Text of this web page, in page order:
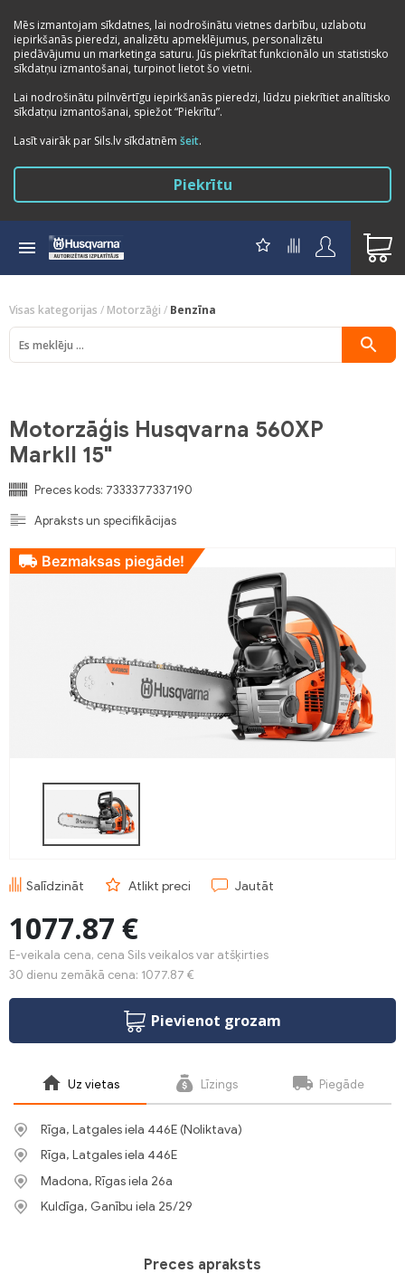
Mēs izmantojam sīkdatnes, lai nodrošinātu vietnes darbību, uzlabotu
iepirkšanās pieredzi, analizētu apmeklējumus, personalizētu
piedāvājumu un marketinga saturu. Jūs piekrītat funkcionālo un statistisko
sīkdatņu izmantošanai, turpinot lietot šo vietni.
Lai nodrošinātu pilnvērtīgu iepirkšanās pieredzi, lūdzu piekrītiet analītisko
sīkdatņu izmantošanai, spiežot “Piekrītu”.
Lasīt vairāk par Sils.lv sīkdatnēm šeit.
Piekrītu
Visas kategorijas / Motorzāģi / Benzīna
Motorzāģis Husqvarna 560XP
MarkII 15"
Preces kods: 7333377337190
Apraksts un specifikācijas
Bezmaksas piegāde!
Salīdzināt Atlikt preci Jautāt
1077.87 €
E-veikala cena, cena Sils veikalos var atšķirties
30 dienu zemākā cena: 1077.87 €
Pievienot grozam
Uz vietas Līzings Piegāde
Rīga, Latgales iela 446E (Noliktava)
Rīga, Latgales iela 446E
Madona, Rīgas iela 26a
Kuldīga, Ganību iela 25/29
Preces apraksts